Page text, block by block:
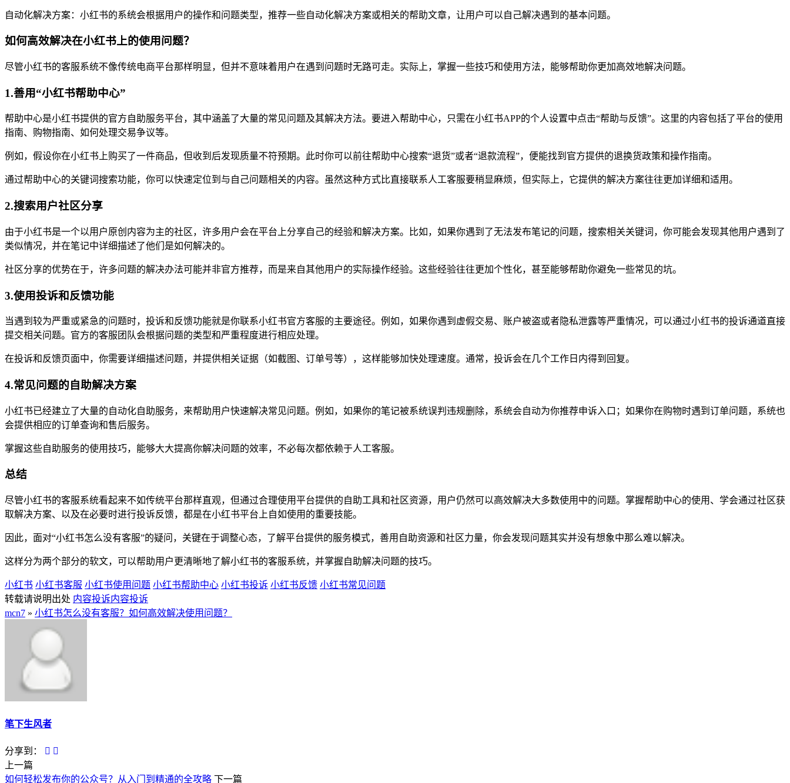
自动化解决方案：小红书的系统会根据用户的操作和问题类型，推荐一些自动化解决方案或相关的帮助文章，让用户可以自己解决遇到的基本问题。
如何高效解决在小红书上的使用问题？
尽管小红书的客服系统不像传统电商平台那样明显，但并不意味着用户在遇到问题时无路可走。实际上，掌握一些技巧和使用方法，能够帮助你更加高效地解决问题。
1.善用“小红书帮助中心”
帮助中心是小红书提供的官方自助服务平台，其中涵盖了大量的常见问题及其解决方法。要进入帮助中心，只需在小红书APP的个人设置中点击“帮助与反馈”。这里的内容包括了平台的使用
指南、购物指南、如何处理交易争议等。
例如，假设你在小红书上购买了一件商品，但收到后发现质量不符预期。此时你可以前往帮助中心搜索“退货”或者“退款流程”，便能找到官方提供的退换货政策和操作指南。
通过帮助中心的关键词搜索功能，你可以快速定位到与自己问题相关的内容。虽然这种方式比直接联系人工客服要稍显麻烦，但实际上，它提供的解决方案往往更加详细和适用。
2.搜索用户社区分享
由于小红书是一个以用户原创内容为主的社区，许多用户会在平台上分享自己的经验和解决方案。比如，如果你遇到了无法发布笔记的问题，搜索相关关键词，你可能会发现其他用户遇到了
类似情况，并在笔记中详细描述了他们是如何解决的。
社区分享的优势在于，许多问题的解决办法可能并非官方推荐，而是来自其他用户的实际操作经验。这些经验往往更加个性化，甚至能够帮助你避免一些常见的坑。
3.使用投诉和反馈功能
当遇到较为严重或紧急的问题时，投诉和反馈功能就是你联系小红书官方客服的主要途径。例如，如果你遇到虚假交易、账户被盗或者隐私泄露等严重情况，可以通过小红书的投诉通道直接
提交相关问题。官方的客服团队会根据问题的类型和严重程度进行相应处理。
在投诉和反馈页面中，你需要详细描述问题，并提供相关证据（如截图、订单号等），这样能够加快处理速度。通常，投诉会在几个工作日内得到回复。
4.常见问题的自助解决方案
小红书已经建立了大量的自动化自助服务，来帮助用户快速解决常见问题。例如，如果你的笔记被系统误判违规删除，系统会自动为你推荐申诉入口；如果你在购物时遇到订单问题，系统也
会提供相应的订单查询和售后服务。
掌握这些自助服务的使用技巧，能够大大提高你解决问题的效率，不必每次都依赖于人工客服。
总结
尽管小红书的客服系统看起来不如传统平台那样直观，但通过合理使用平台提供的自助工具和社区资源，用户仍然可以高效解决大多数使用中的问题。掌握帮助中心的使用、学会通过社区获
取解决方案、以及在必要时进行投诉反馈，都是在小红书平台上自如使用的重要技能。
因此，面对“小红书怎么没有客服”的疑问，关键在于调整心态，了解平台提供的服务模式，善用自助资源和社区力量，你会发现问题其实并没有想象中那么难以解决。
这样分为两个部分的软文，可以帮助用户更清晰地了解小红书的客服系统，并掌握自助解决问题的技巧。
小红书 小红书客服 小红书使用问题 小红书帮助中心 小红书投诉 小红书反馈 小红书常见问题
转载请说明出处 内容投诉内容投诉
mcn7 » 小红书怎么没有客服？如何高效解决使用问题？
笔下生风者
分享到：
上一篇
如何轻松发布你的公众号？从入门到精通的全攻略 下一篇